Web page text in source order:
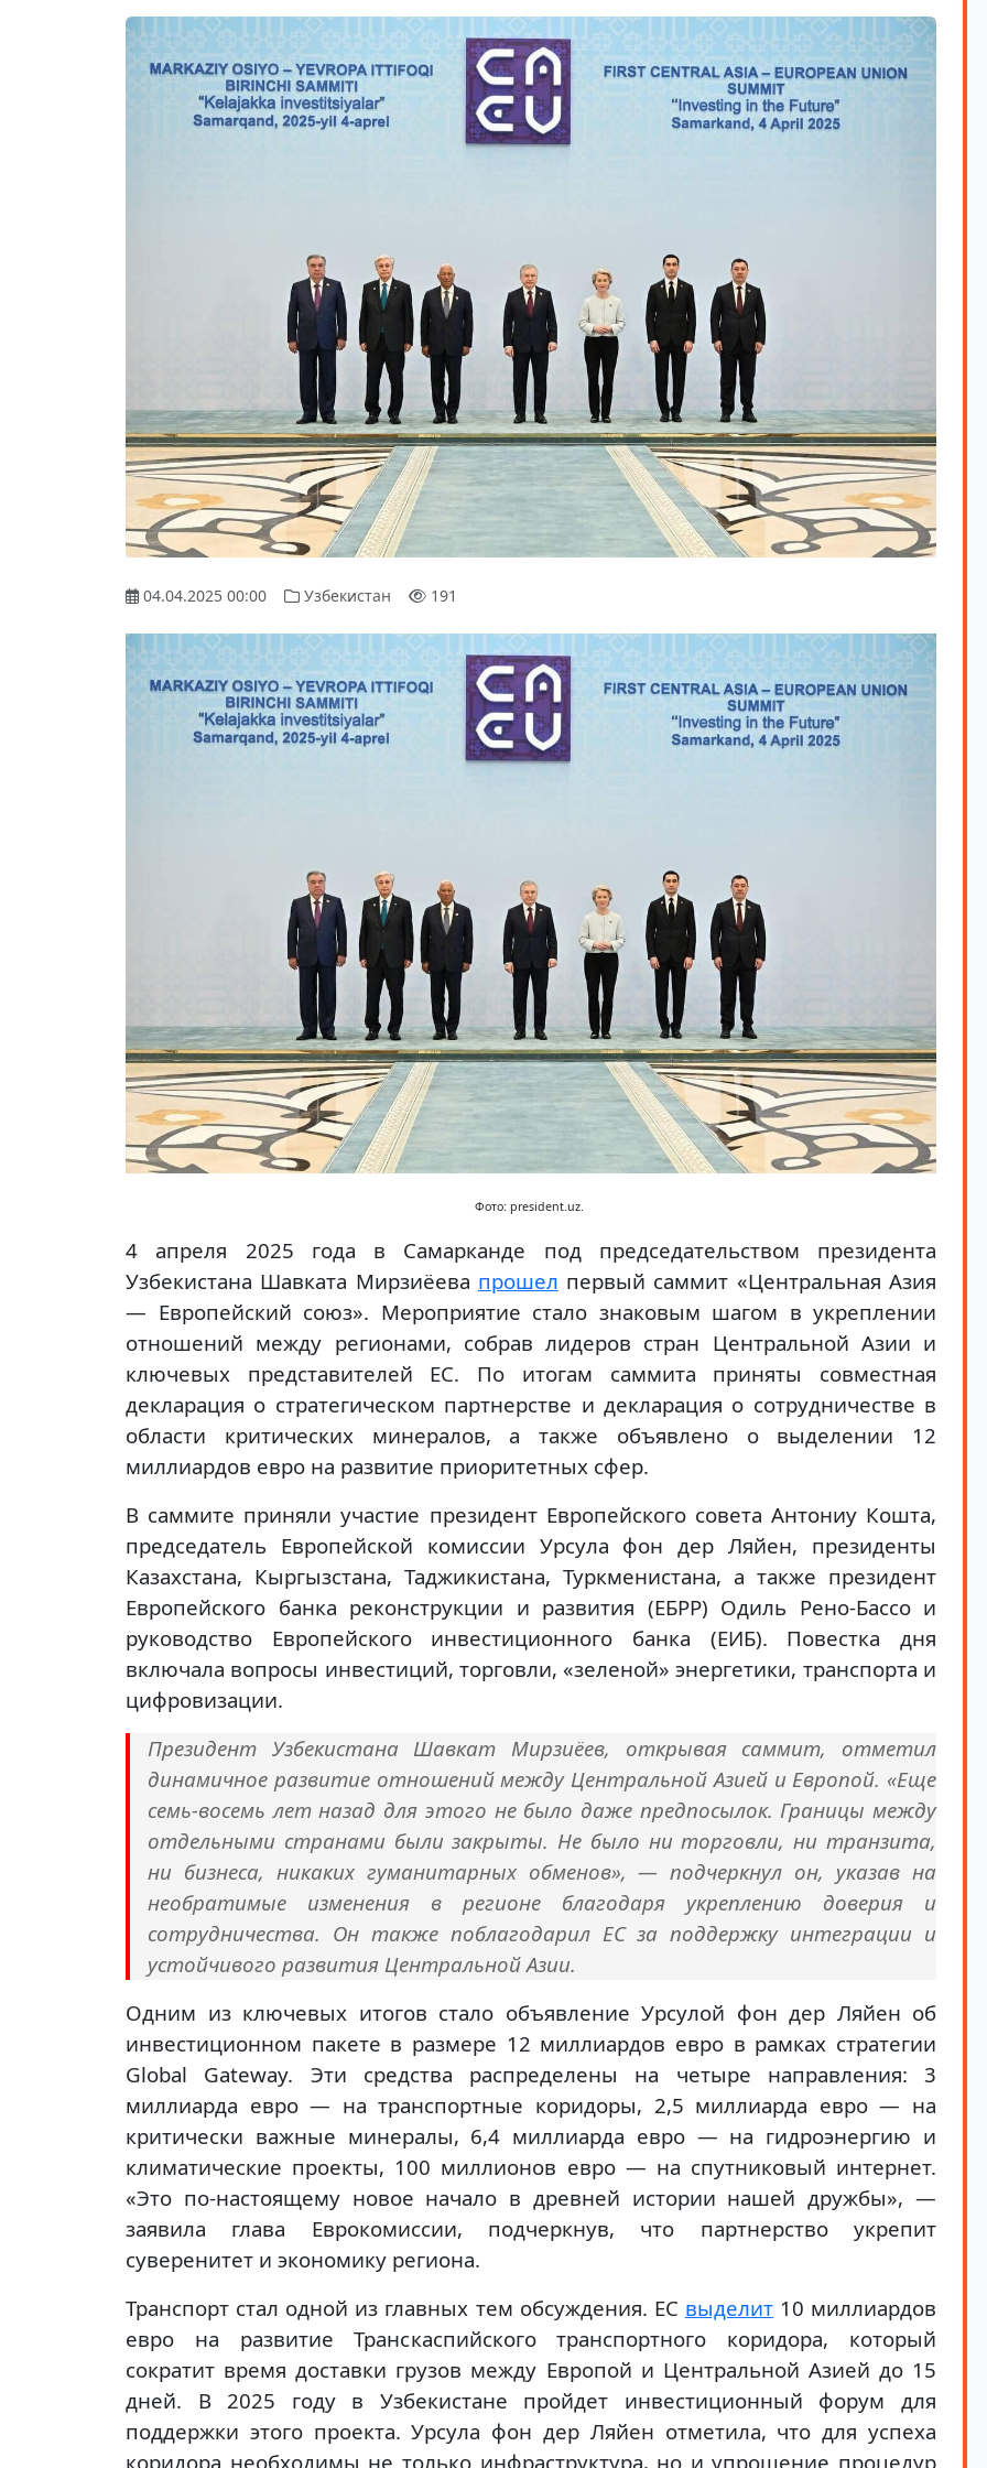
04.04.2025 00:00 Узбекистан 191
Фото: president.uz.
4 апреля 2025 года в Самарканде под председательством президента
Узбекистана Шавката Мирзиёева прошел первый саммит «Центральная Азия
— Европейский союз». Мероприятие стало знаковым шагом в укреплении
отношений между регионами, собрав лидеров стран Центральной Азии и
ключевых представителей ЕС. По итогам саммита приняты совместная
декларация о стратегическом партнерстве и декларация о сотрудничестве в
области критических минералов, а также объявлено о выделении 12
миллиардов евро на развитие приоритетных сфер.
В саммите приняли участие президент Европейского совета Антониу Кошта,
председатель Европейской комиссии Урсула фон дер Ляйен, президенты
Казахстана, Кыргызстана, Таджикистана, Туркменистана, а также президент
Европейского банка реконструкции и развития (ЕБРР) Одиль Рено-Бассо и
руководство Европейского инвестиционного банка (ЕИБ). Повестка дня
включала вопросы инвестиций, торговли, «зеленой» энергетики, транспорта и
цифровизации.
Президент Узбекистана Шавкат Мирзиёев, открывая саммит, отметил
динамичное развитие отношений между Центральной Азией и Европой. «Еще
семь-восемь лет назад для этого не было даже предпосылок. Границы между
отдельными странами были закрыты. Не было ни торговли, ни транзита,
ни бизнеса, никаких гуманитарных обменов», — подчеркнул он, указав на
необратимые изменения в регионе благодаря укреплению доверия и
сотрудничества. Он также поблагодарил ЕС за поддержку интеграции и
устойчивого развития Центральной Азии.
Одним из ключевых итогов стало объявление Урсулой фон дер Ляйен об
инвестиционном пакете в размере 12 миллиардов евро в рамках стратегии
Global Gateway. Эти средства распределены на четыре направления: 3
миллиарда евро — на транспортные коридоры, 2,5 миллиарда евро — на
критически важные минералы, 6,4 миллиарда евро — на гидроэнергию и
климатические проекты, 100 миллионов евро — на спутниковый интернет.
«Это по-настоящему новое начало в древней истории нашей дружбы», —
заявила глава Еврокомиссии, подчеркнув, что партнерство укрепит
суверенитет и экономику региона.
Транспорт стал одной из главных тем обсуждения. ЕС выделит10 миллиардов
евро на развитие Транскаспийского транспортного коридора, который
сократит время доставки грузов между Европой и Центральной Азией до 15
дней. В 2025 году в Узбекистане пройдет инвестиционный форум для
поддержки этого проекта. Урсула фон дер Ляйен отметила, что для успеха
коридора необходимы не только инфраструктура, но и упрощение процедур